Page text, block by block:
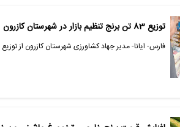
توزیع 83 تن برنج تنظیم بازار در شهرستان کازرون
فارس- ایانا- مدیر جهاد کشاورزی شهرستان کازرون از توزیع 83 تن برنج هندی تنظیم بازار در این شهرستان خبر داد.